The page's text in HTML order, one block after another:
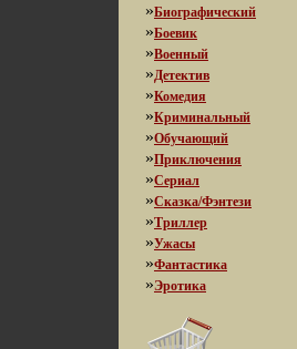
»Биографический
»Боевик
»Военный
»Детектив
»Комедия
»Криминальный
»Обучающий
»Приключения
»Сериал
»Сказка/Фэнтези
»Триллер
»Ужасы
»Фантастика
»Эротика